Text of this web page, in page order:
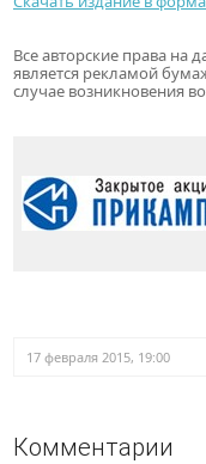
Все авторские права на
является рекламой
случае возникновения
17 февраля 2015, 19:00
Комментарии